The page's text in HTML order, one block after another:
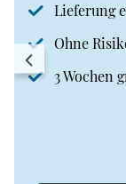
Lieferung
Ohne
3 Wochen